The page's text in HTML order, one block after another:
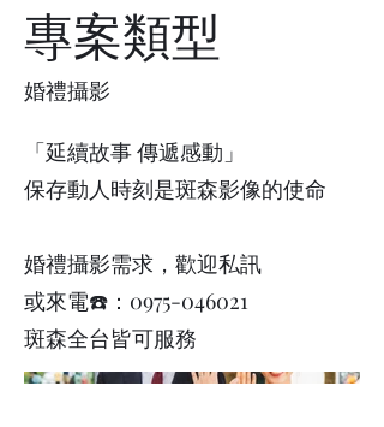
專案類型
婚禮攝影
「延續故事 傳遞感動」
保存動人時刻是斑森影像的使命
婚禮攝影需求，歡迎私訊
或來電☎️：0975-046021
斑森全台皆可服務